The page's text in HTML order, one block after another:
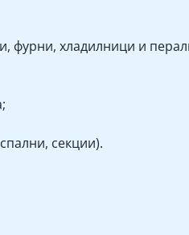
фурни, хладилници и
секции).